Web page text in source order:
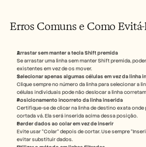
Erros Comuns e Como
Arrastar sem manter a tecla Shift premida
Se arrastar uma linha sem manter Shift premida,
existentes em vez de os mover.
Selecionar apenas algumas células em vez da linha
Clique sempre no número da linha para selecionar a
células individuais pode não deslocar a linha
Posicionamento incorreto da linha inserida
Certifique-se de clicar na linha de destino exata onde
cortada vá. Ela será inserida acima dessa posição.
Perder dados ao colar em vez de inserir
Evite usar “Colar” depois de cortar. Use sempre
evitar substituir dados.